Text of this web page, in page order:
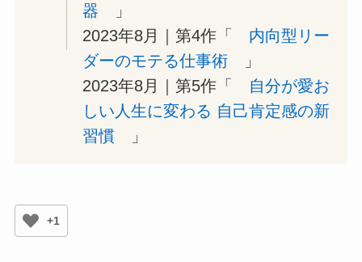
器 」
2023年8月｜第4作「 内向型リー
ダーのモテる仕事術」
2023年8月｜第5作「 自分が愛お
しい人生に変わる 自己肯定感の新
習慣」
+1